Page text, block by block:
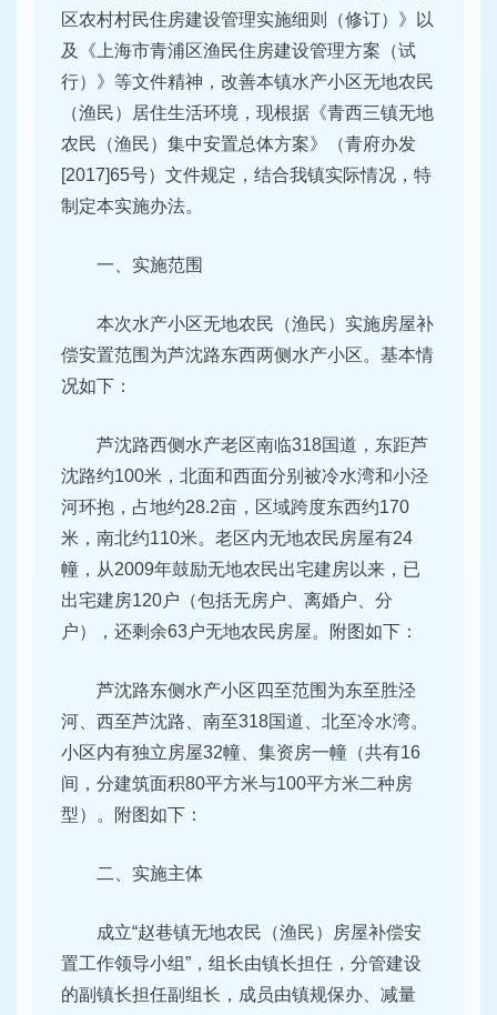
区农村村民住房建设管理实施细则（修订）》以
及《上海市青浦区渔民住房建设管理方案（试
行）》等文件精神，改善本镇水产小区无地农民
（渔民）居住生活环境，现根据《青西三镇无地
农民（渔民）集中安置总体方案》（青府办发
[2017]65号）文件规定，结合我镇实际情况，特
制定本实施办法。
一、实施范围
本次水产小区无地农民（渔民）实施房屋补
偿安置范围为芦沈路东西两侧水产小区。基本情
况如下：
芦沈路西侧水产老区南临318国道，东距芦
沈路约100米，北面和西面分别被冷水湾和小泾
河环抱，占地约28.2亩，区域跨度东西约170
米，南北约110米。老区内无地农民房屋有24
幢，从2009年鼓励无地农民出宅建房以来，已
出宅建房120户（包括无房户、离婚户、分
户），还剩余63户无地农民房屋。附图如下：
芦沈路东侧水产小区四至范围为东至胜泾
河、西至芦沈路、南至318国道、北至冷水湾。
小区内有独立房屋32幢、集资房一幢（共有16
间，分建筑面积80平方米与100平方米二种房
型）。附图如下：
二、实施主体
成立“赵巷镇无地农民（渔民）房屋补偿安
置工作领导小组”，组长由镇长担任，分管建设
的副镇长担任副组长，成员由镇规保办、减量